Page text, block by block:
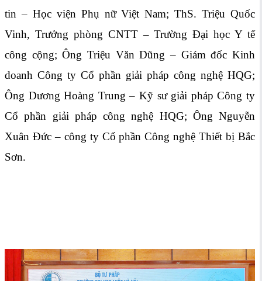
tin – Học viện Phụ nữ Việt Nam; ThS. Triệu Quốc
Vinh, Trưởng phòng CNTT – Trường Đại học Y tế
công cộng; Ông Triệu Văn Dũng – Giám đốc Kinh
doanh Công ty Cổ phần giải pháp công nghệ HQG;
Ông Dương Hoàng Trung – Kỹ sư giải pháp Công ty
Cổ phần giải pháp công nghệ HQG; Ông Nguyễn
Xuân Đức – công ty Cổ phần Công nghệ Thiết bị Bắc
Sơn.